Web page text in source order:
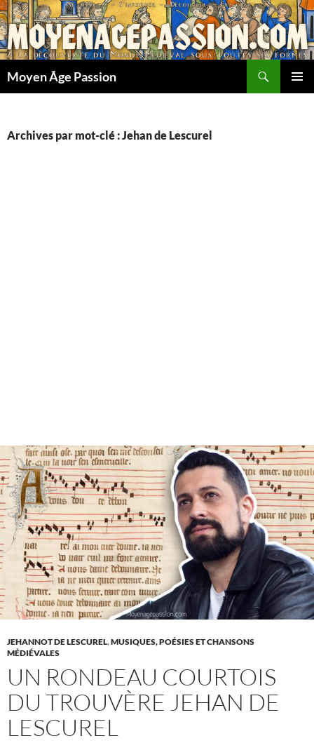
Aller
au
contenu
Moyen Âge Passion
Archives par mot-clé : Jehan de Lescurel
JEHANNOT DE LESCUREL,MUSIQUES, POÉSIES ET CHANSONS
MÉDIÉVALES
UN RONDEAU COURTOIS
DU TROUVÈRE JEHAN DE
LESCUREL